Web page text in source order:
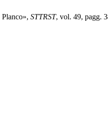
STTRST, vol. 49, pagg.